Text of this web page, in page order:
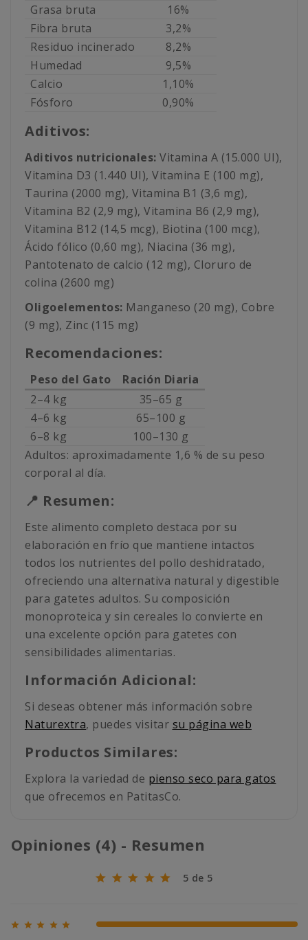
Grasa bruta
16%
Fibra bruta
3,2%
Residuo incinerado
8,2%
Humedad
9,5%
Calcio
1,10%
Fósforo
0,90%
Aditivos:
Aditivos nutricionales: Vitamina A (15.000 UI),
Vitamina D3 (1.440 UI), Vitamina E (100 mg),
Taurina (2000 mg), Vitamina B1 (3,6 mg),
Vitamina B2 (2,9 mg), Vitamina B6 (2,9 mg),
Vitamina B12 (14,5 mcg), Biotina (100 mcg),
Ácido fólico (0,60 mg), Niacina (36 mg),
Pantotenato de calcio (12 mg), Cloruro de
colina (2600 mg)
Oligoelementos: Manganeso (20 mg), Cobre
(9 mg), Zinc (115 mg)
Recomendaciones:
Peso del Gato
Ración Diaria
2–4 kg
35–65 g
4–6 kg
65–100 g
6–8 kg
100–130 g
Adultos: aproximadamente 1,6 % de su peso
corporal al día.
📍 Resumen:
Este alimento completo destaca por su
elaboración en frío que mantiene intactos
todos los nutrientes del pollo deshidratado,
ofreciendo una alternativa natural y digestible
para gatetes adultos. Su composición
monoproteica y sin cereales lo convierte en
una excelente opción para gatetes con
sensibilidades alimentarias.
Información Adicional:
Si deseas obtener más información sobre
Naturextra, puedes visitar su página web
Productos Similares:
Explora la variedad de pienso seco para gatos
que ofrecemos en PatitasCo.
Opiniones (4) - Resumen
5 de 5
     100% (4)